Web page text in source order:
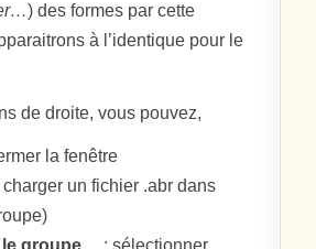
) des formes par cette
à l’identique pour le
de droite, vous pouvez,
la fenêtre
charger un fichier .abr dans